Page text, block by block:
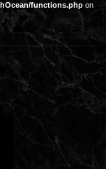
functions.php on